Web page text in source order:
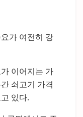
가 여전히 강
이어지는 가
쇠고기 가격
있다.